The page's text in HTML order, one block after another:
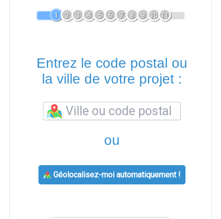
1 2 3 4 5 6 7 8 9 10 11
Entrez le code postal ou
la ville de votre projet :
ou
Géolocalisez-moi automatiquement !